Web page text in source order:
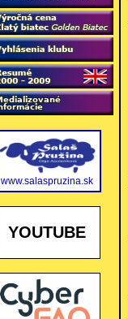
www.salaspruzina.sk
YOUTUBE